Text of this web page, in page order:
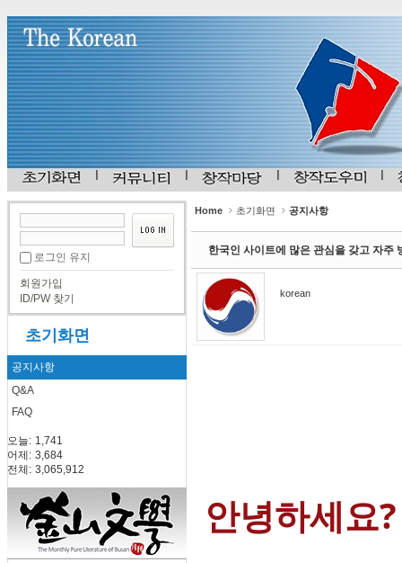
로그인 유지
회원가입
ID/PW 찾기
초기화면
공지사항
Q&A
FAQ
오늘: 1,741
어제: 3,684
전체: 3,065,912
Home 초기화면 공지사항
한국인 사이트에 많은 관심을 갖고 자주
korean
안녕하세요?
Sketchbook5, 스케치북5
Sketchbook5, 스케치북5